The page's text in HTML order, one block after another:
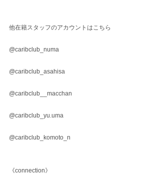
他在籍スタッフのアカウントはこちら
@caribclub_numa
@caribclub_asahisa
@caribclub__macchan
@caribclub_yu.uma
@caribclub_komoto_n
《connection》